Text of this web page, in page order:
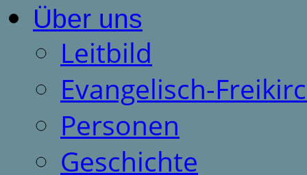
Über uns
Leitbild
Evangelisch-
Personen
Geschichte